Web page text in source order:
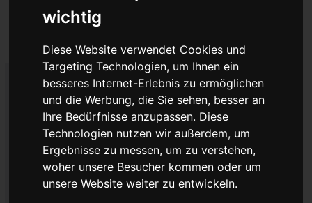
wichtig
Diese Website verwendet Cookies und
Targeting Technologien, um Ihnen ein
besseres Internet-Erlebnis zu ermöglichen
und die Werbung, die Sie sehen, besser an
Ihre Bedürfnisse anzupassen. Diese
Technologien nutzen wir außerdem, um
Ergebnisse zu messen, um zu verstehen,
woher unsere Besucher kommen oder um
unsere Website weiter zu entwickeln.
Bibliografische Angaben für
Sicherheitsfahrrad
Seitentitel: Sicherheitsfahrrad
Autor(en): WikiPedalia-Bearbeiter
Herausgeber:WikiPedalia